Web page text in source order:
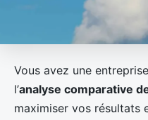
Vous avez une
l’analyse comparative
maximiser vos résultats